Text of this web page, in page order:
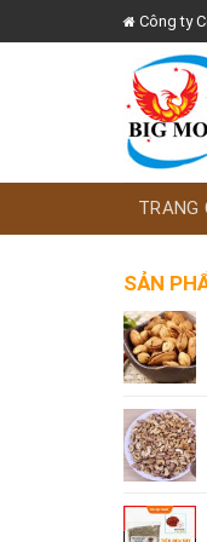
to
Công ty
TRANG
SẢN